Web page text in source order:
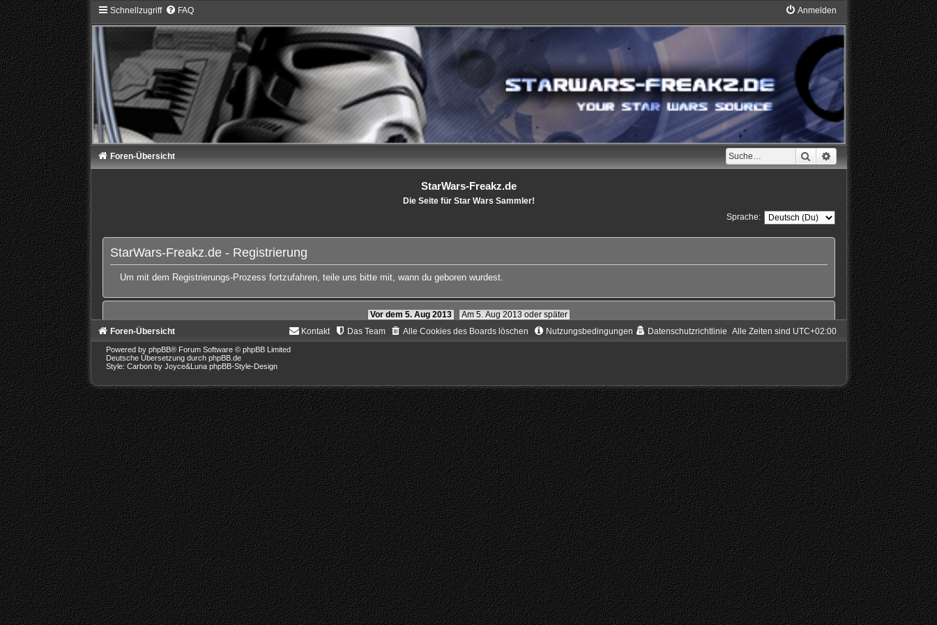
Schnellzugriff FAQ Anmelden
Suche Erweiterte Suche
Foren-Übersicht
StarWars-Freakz.de
Die Seite für Star Wars Sammler!
Sprache:
StarWars-Freakz.de - Registrierung
Um mit dem Registrierungs-Prozess fortzufahren, teile uns bitte mit, wann du geboren wurdest.
Vor dem 5. Aug 2013
Am 5. Aug 2013 oder später
Foren-Übersicht
Alle Zeiten sind UTC+02:00
Nutzungsbedingungen Datenschutzrichtlinie
Alle Cookies des Boards löschen
Das Team
Kontakt
Powered by phpBB® Forum Software © phpBB Limited
Deutsche Übersetzung durch phpBB.de
Style: Carbon by Joyce&Luna phpBB-Style-Design